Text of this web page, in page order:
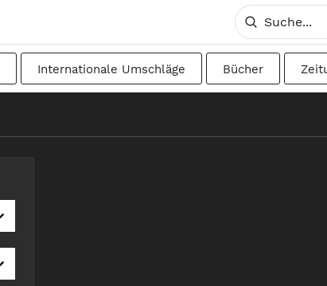
Internationale Umschläge Bücher